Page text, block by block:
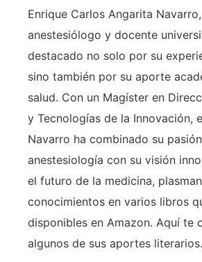
Enrique Carlos Angarita
anestesiólogo y docente
destacado no solo por su
sino también por su aporte
salud. Con un Magíster en
y Tecnologías de la Innovación,
Navarro ha combinado su
anestesiología con su visión
el futuro de la medicina,
conocimientos en varios libros
disponibles en Amazon. Aquí te
algunos de sus aportes literarios.